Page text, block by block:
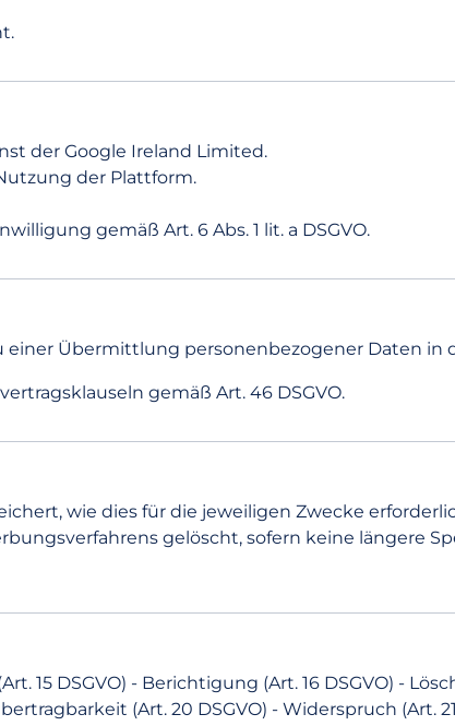
der Google Ireland Limited.
der Plattform.
gemäß Art. 6 Abs. 1 lit. a DSGVO.
Übermittlung personenbezogener Daten in
gemäß Art. 46 DSGVO.
wie dies für die jeweiligen Zwecke
gelöscht, sofern keine längere
DSGVO) - Berichtigung (Art. 16 DSGVO) -
(Art. 20 DSGVO) - Widerspruch (Art.